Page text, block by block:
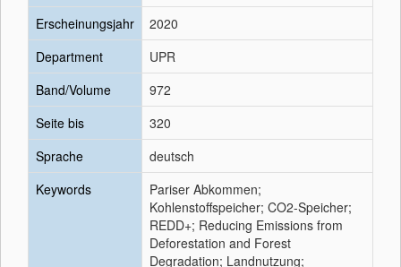
Erscheinungsjahr
2020
Department
UPR
Band/Volume
972
Seite bis
320
Sprache
deutsch
Keywords
Pariser Abkommen;
Kohlenstoffspeicher; CO2-Speicher;
REDD+; Reducing Emissions from
Deforestation and Forest
Degradation; Landnutzung;